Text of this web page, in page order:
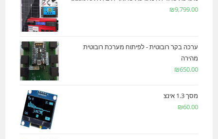
₪9,799.00
ערכה בקר רובוטית - לפיתוח מערכת רובוטית
מהירה
₪650.00
מסך 1.3 אינצ
₪60.00